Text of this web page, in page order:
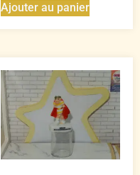
Ajouter au panier